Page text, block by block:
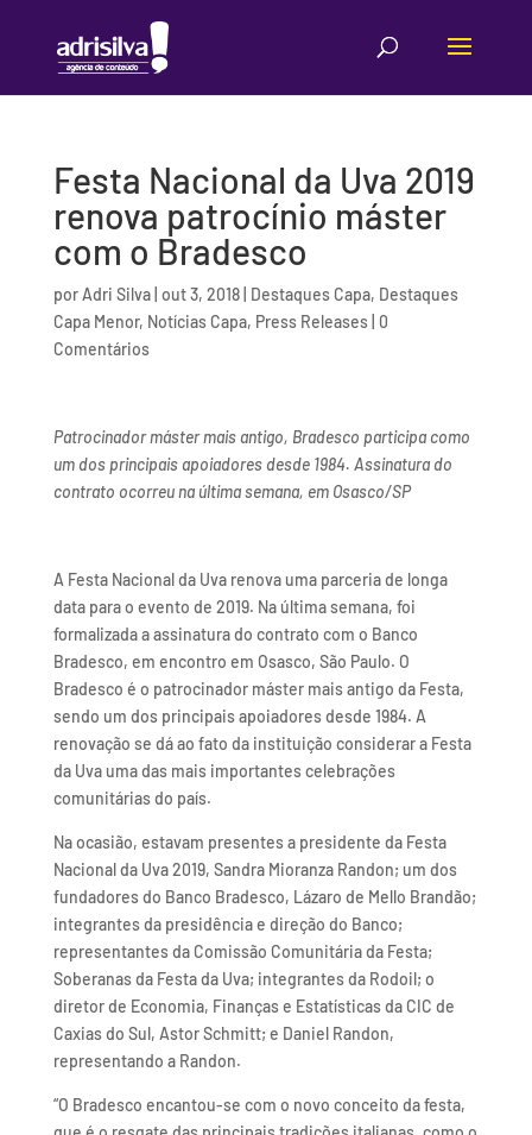
Festa Nacional da Uva 2019
renova patrocínio máster
com o Bradesco
porAdri Silva| out 3, 2018| Destaques Capa, Destaques
Capa Menor, Notícias Capa, Press Releases| 0
Comentários
Patrocinador máster mais antigo, Bradesco participa como
um dos principais apoiadores desde 1984. Assinatura do
contrato ocorreu na última semana, em Osasco/SP
A Festa Nacional da Uva renova uma parceria de longa
data para o evento de 2019. Na última semana, foi
formalizada a assinatura do contrato com o Banco
Bradesco, em encontro em Osasco, São Paulo. O
Bradesco é o patrocinador máster mais antigo da Festa,
sendo um dos principais apoiadores desde 1984. A
renovação se dá ao fato da instituição considerar a Festa
da Uva uma das mais importantes celebrações
comunitárias do país.
Na ocasião, estavam presentes a presidente da Festa
Nacional da Uva 2019, Sandra Mioranza Randon; um dos
fundadores do Banco Bradesco, Lázaro de Mello Brandão;
integrantes da presidência e direção do Banco;
representantes da Comissão Comunitária da Festa;
Soberanas da Festa da Uva; integrantes da Rodoil; o
diretor de Economia, Finanças e Estatísticas da CIC de
Caxias do Sul, Astor Schmitt; e Daniel Randon,
representando a Randon.
“O Bradesco encantou-se com o novo conceito da festa,